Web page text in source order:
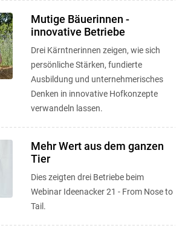
Mutige Bäuerinnen -
innovative Betriebe
Drei Kärntnerinnen zeigen, wie sich
persönliche Stärken, fundierte
Ausbildung und unternehmerisches
Denken in innovative Hofkonzepte
verwandeln lassen.
Mehr Wert aus dem ganzen
Tier
Dies zeigten drei Betriebe beim
Webinar Ideenacker 21 - From Nose to
Tail.